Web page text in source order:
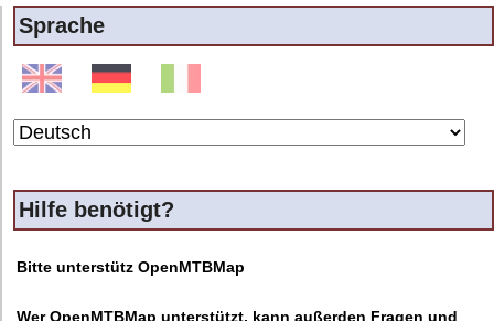
Sprache
Hilfe benötigt?
Bitte unterstütz OpenMTBMap
Wer OpenMTBMap unterstützt, kann außerden Fragen und